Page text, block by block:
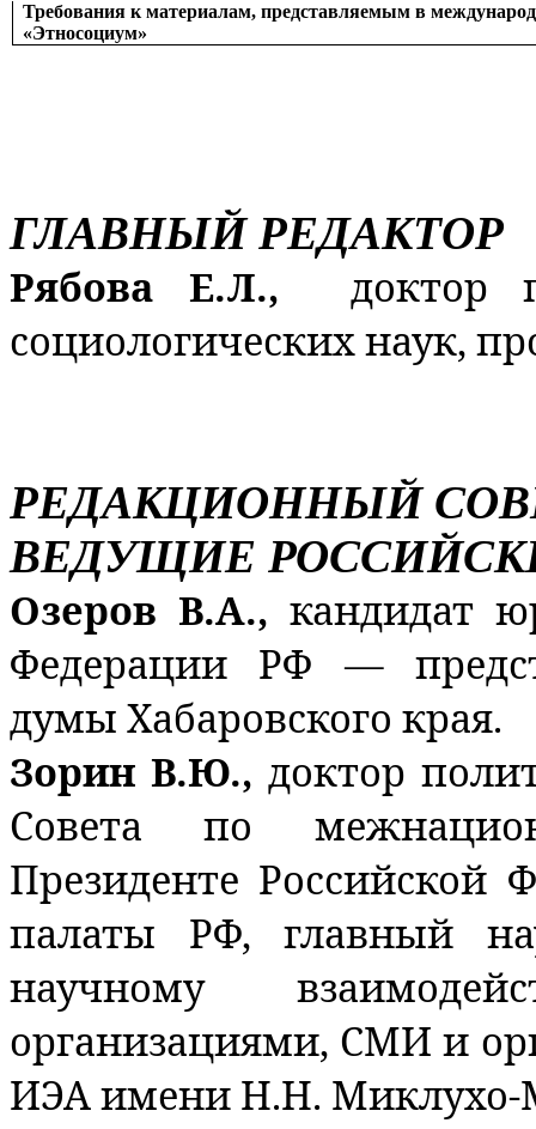
Требования к материалам, представляемым в
«Этносоциум»
ГЛАВНЫЙ РЕДАКТОР
Рябова Е.Л., доктор
социологических наук,
РЕДАКЦИОННЫЙ
ВЕДУЩИЕ
Озеров В.А., кандидат
Федерации РФ —
думы Хабаровского края.
Зорин В.Ю., доктор
Совета по
Президенте Российской
палаты РФ, главный
научному
организациями, СМИ и
ИЭА имени Н.Н. Миклухо-